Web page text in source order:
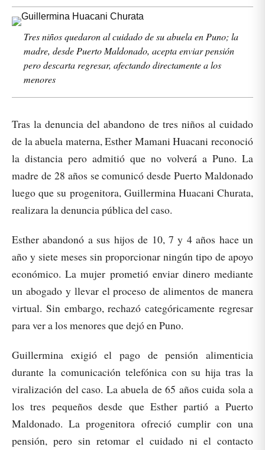
Tres niños quedaron al cuidado de su abuela en Puno; la
madre, desde Puerto Maldonado, acepta enviar pensión
pero descarta regresar, afectando directamente a los
menores
Tras la denuncia del abandono de tres niños al cuidado
de la abuela materna, Esther Mamani Huacani reconoció
la distancia pero admitió que no volverá a Puno. La
madre de 28 años se comunicó desde Puerto Maldonado
luego que su progenitora, Guillermina Huacani Churata,
realizara la denuncia pública del caso.
Esther abandonó a sus hijos de 10, 7 y 4 años hace un
año y siete meses sin proporcionar ningún tipo de apoyo
económico. La mujer prometió enviar dinero mediante
un abogado y llevar el proceso de alimentos de manera
virtual. Sin embargo, rechazó categóricamente regresar
para ver a los menores que dejó en Puno.
Guillermina exigió el pago de pensión alimenticia
durante la comunicación telefónica con su hija tras la
viralización del caso. La abuela de 65 años cuida sola a
los tres pequeños desde que Esther partió a Puerto
Maldonado. La progenitora ofreció cumplir con una
pensión, pero sin retomar el cuidado ni el contacto